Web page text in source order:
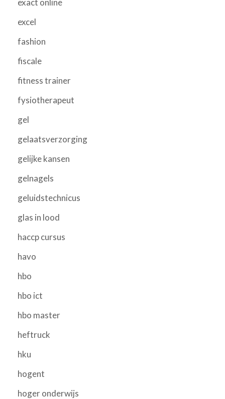
excel
fashion
fiscale
fitness trainer
fysiotherapeut
gel
gelaatsverzorging
gelijke kansen
gelnagels
geluidstechnicus
glas in lood
haccp cursus
havo
hbo
hbo ict
hbo master
heftruck
hku
hogent
hoger onderwijs